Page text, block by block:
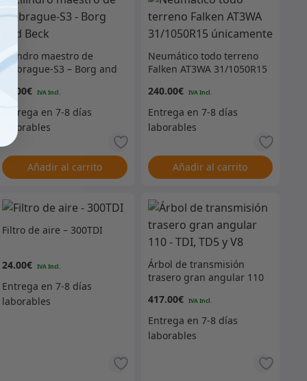
Cilindro maestro de
embrague-S3 – Borg and
44.00€
Añadir al carrito
Neumático todo terreno
Falken AT3WA 31/1050R15
240.00€
Añadir al carrito
Filtro de aire – 300TDI
24.00€
Árbol de transmisión
trasero gran angular 110
417.00€